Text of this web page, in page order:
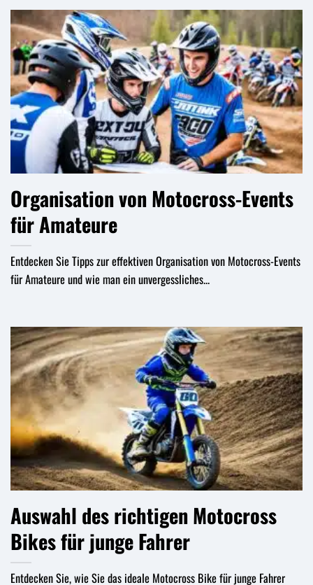
Organisation von Motocross-Events
für Amateure
Entdecken Sie Tipps zur effektiven Organisation von Motocross-Events
für Amateure und wie man ein unvergessliches...
Auswahl des richtigen Motocross
Bikes für junge Fahrer
Entdecken Sie, wie Sie das ideale Motocross Bike für junge Fahrer